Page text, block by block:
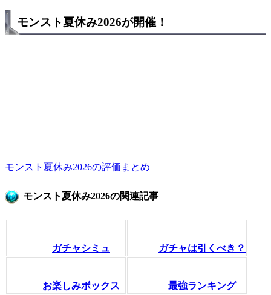
モンスト夏休み2026が開催！
モンスト夏休み2026の評価まとめ
モンスト夏休み2026の関連記事
ガチャシミュ ガチャは引くべき？
お楽しみボックス 最強ランキング